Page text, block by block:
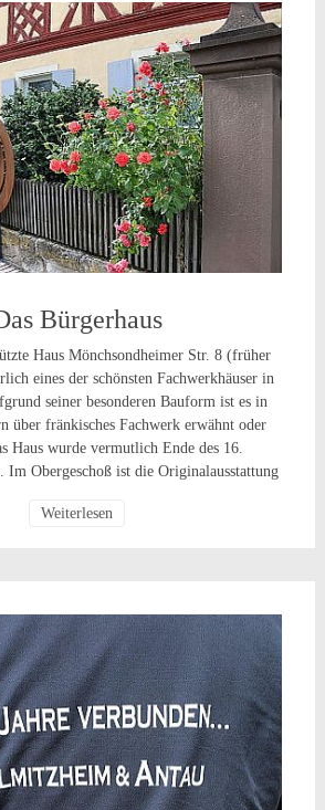
Bürgerhaus
Haus Mönchsondheimer Str. 8 (früher
eines der schönsten Fachwerkhäuser in
seiner besonderen Bauform ist es in
über fränkisches Fachwerk erwähnt oder
Haus wurde vermutlich Ende des 16.
Im Obergeschoß ist die Originalausstattung
Weiterlesen